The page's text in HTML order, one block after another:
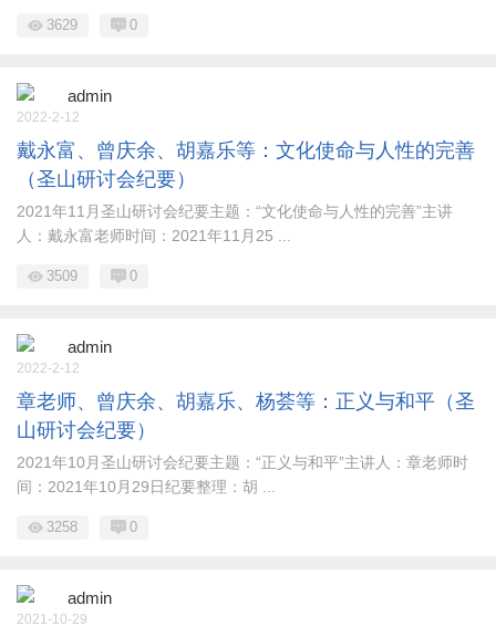
3629 0
admin
2022-2-12
戴永富、曾庆余、胡嘉乐等：文化使命与人性的完善
（圣山研讨会纪要）
2021年11月圣山研讨会纪要主题：“文化使命与人性的完善”主讲
人：戴永富老师时间：2021年11月25 ...
3509 0
admin
2022-2-12
章老师、曾庆余、胡嘉乐、杨荟等：正义与和平（圣
山研讨会纪要）
2021年10月圣山研讨会纪要主题：“正义与和平”主讲人：章老师时
间：2021年10月29日纪要整理：胡 ...
3258 0
admin
2021-10-29